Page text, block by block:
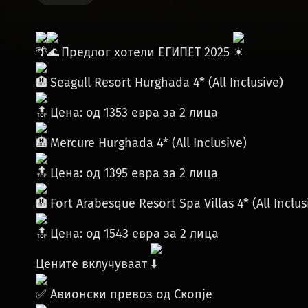
Предлог хотели ЕГИПЕТ 2025
Seagull Resort Hurghada 4* (All Inclusive)
Цена: од 1353 евра за 2 лица
Mercure Hurghada 4* (All Inclusive)
Цена: од 1395 евра за 2 лица
Fort Arabesque Resort Spa Villas 4* (All
Цена: од 1543 евра за 2 лица
Цените вклучуваат
Авионски превоз од Скопје